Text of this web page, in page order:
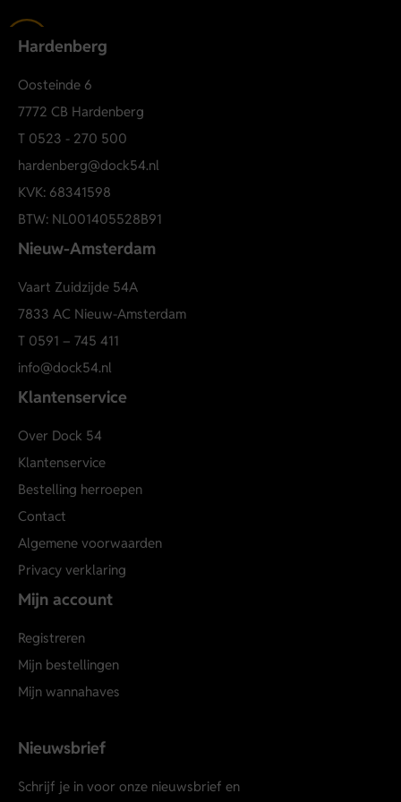
Materiaal & verzorging
Dit PME Legend T-shirt is gemaakt van 95% katoen en 5%
elastaan. Hierdoor voelt het zacht aan en biedt het extra
draagcomfort en bewegingsvrijheid.
Wassen op 30°C wordt aanbevolen om kleur en kwaliteit
Hardenberg
Oosteinde 6
7772 CB Hardenberg
T 0523 - 270 500
hardenberg@dock54.nl
KVK: 68341598
BTW: NL001405528B91
Nieuw-Amsterdam
Vaart Zuidzijde 54A
7833 AC Nieuw-Amsterdam
T 0591 – 745 411
info@dock54.nl
Klantenservice
Over Dock 54
Klantenservice
Bestelling herroepen
Contact
Algemene voorwaarden
Privacy verklaring
Mijn account
Registreren
Mijn bestellingen
Mijn wannahaves
Nieuwsbrief
Schrijf je in voor onze nieuwsbrief en